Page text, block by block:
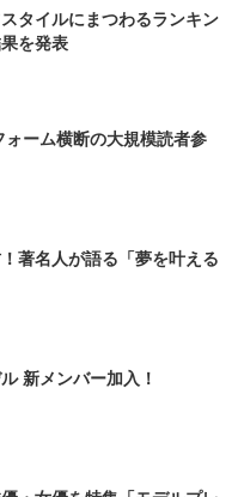
タイルにまつわるランキン
を発表
ーム横断の大規模読者参
著名人が語る「夢を叶える
新メンバー加入！